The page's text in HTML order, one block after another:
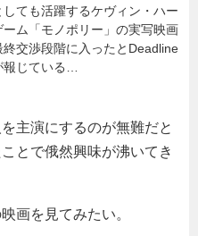
ても活躍するケヴィン・ハー
ーム「モノポリー」の実写映画
交渉段階に入ったとDeadline
じている…
主演にするのが無難だと
とで俄然興味が沸いてき
画を見てみたい。